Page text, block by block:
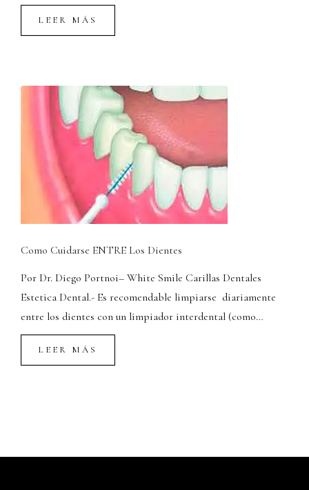
LEER MÁS
Como Cuidarse ENTRE Los Dientes
Por Dr. Diego Portnoi– White Smile Carillas Dentales
Estetica Dental.- Es recomendable limpiarse diariamente
entre los dientes con un limpiador interdental (como…
LEER MÁS